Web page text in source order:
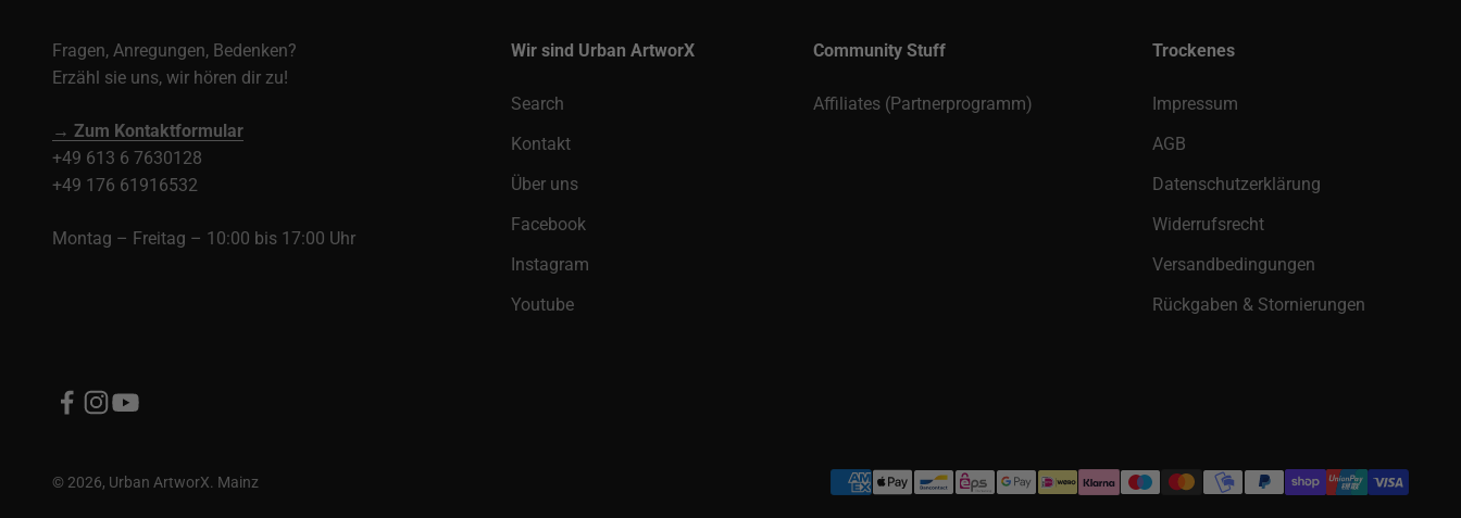
Fragen, Anregungen, Bedenken?
Erzähl sie uns, wir hören dir zu!
→ Zum Kontaktformular
+49 613 6 7630128
+49 176 61916532
Montag – Freitag – 10:00 bis 17:00 Uhr
Wir sind Urban ArtworX
Search
Kontakt
Über uns
Facebook
Instagram
Youtube
Community Stuff
Affiliates (Partnerprogramm)
Trockenes
Impressum
AGB
Datenschutzerklärung
Widerrufsrecht
Versandbedingungen
Rückgaben & Stornierungen
© 2026, Urban ArtworX. Mainz